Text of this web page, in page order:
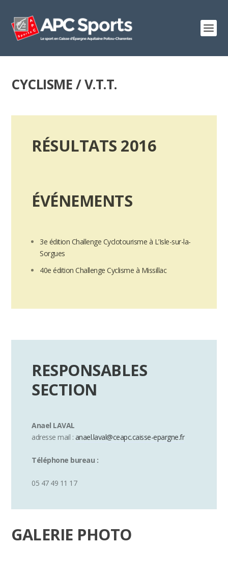
CYCLISME / V.T.T.
RÉSULTATS 2016
ÉVÉNEMENTS
3e édition Challenge Cyclotourisme à L’Isle-sur-la-
Sorgues
40e édition Challenge Cyclisme à Missillac
RESPONSABLES
SECTION
Anael LAVAL
adresse mail : anael.laval@ceapc.caisse-epargne.fr
Téléphone bureau :
05 47 49 11 17
GALERIE PHOTO